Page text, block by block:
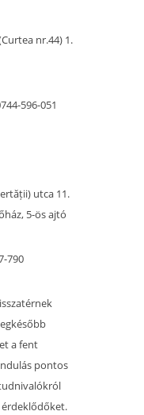
nr.44) 1.
596-051
utca 11.
5-ös ajtó
790
a fent
pontos